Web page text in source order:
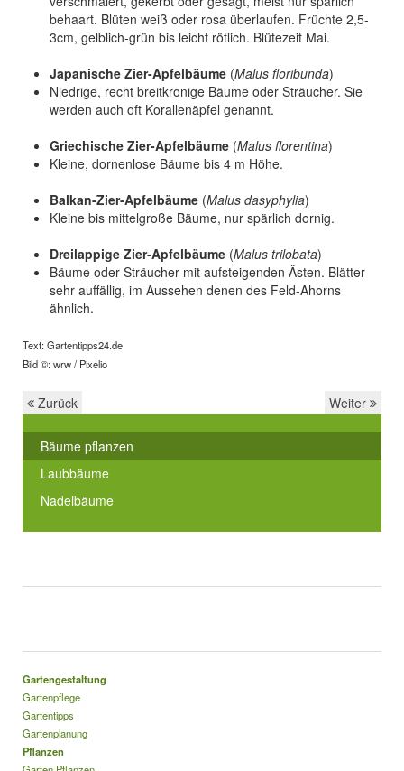
behaart. Blüten weiß oder rosa überlaufen. Früchte 2,5-
3cm, gelblich-grün bis leicht rötlich. Blütezeit Mai.
Japanische Zier-Apfelbäume (Malus floribunda)
Niedrige, recht breitkronige Bäume oder Sträucher. Sie
werden auch oft Korallenäpfel genannt.
Griechische Zier-Apfelbäume (Malus florentina)
Kleine, dornenlose Bäume bis 4 m Höhe.
Balkan-Zier-Apfelbäume (Malus dasyphylia)
Kleine bis mittelgroße Bäume, nur spärlich dornig.
Dreilappige Zier-Apfelbäume (Malus trilobata)
Bäume oder Sträucher mit aufsteigenden Ästen. Blätter
sehr auffällig, im Aussehen denen des Feld-Ahorns
ähnlich.
Text: Gartentipps24.de
Bild ©: wrw / Pixelio
Zurück Weiter
Bäume pflanzen
Laubbäume
Nadelbäume
Gartengestaltung
Gartenpflege
Gartentipps
Gartenplanung
Pflanzen